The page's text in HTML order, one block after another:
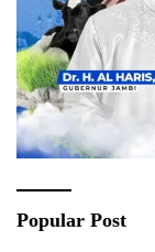
Popular Post